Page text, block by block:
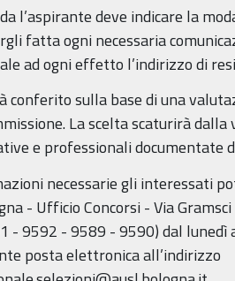
l’aspirante deve indicare la
fatta ogni necessaria
ad ogni effetto l’indirizzo di
conferito sulla base di una
La scelta scaturirà
e professionali documentate
necessarie gli interessati
- Ufficio Concorsi - Via
- 9592 - 9589 - 9590) dal lunedì
posta elettronica all’indirizzo